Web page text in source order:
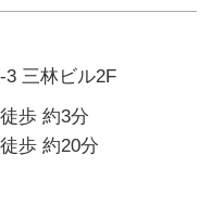
3 三林ビル2F
歩 約3分
歩 約20分